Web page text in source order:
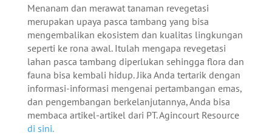
Menanam dan merawat tanaman revegetasi
merupakan upaya pasca tambang yang bisa
mengembalikan ekosistem dan kualitas lingkungan
seperti ke rona awal. Itulah mengapa revegetasi
lahan pasca tambang diperlukan sehingga flora dan
fauna bisa kembali hidup. Jika Anda tertarik dengan
informasi-informasi mengenai pertambangan emas,
dan pengembangan berkelanjutannya, Anda bisa
membaca artikel-artikel dari PT. Agincourt Resource
di sini.